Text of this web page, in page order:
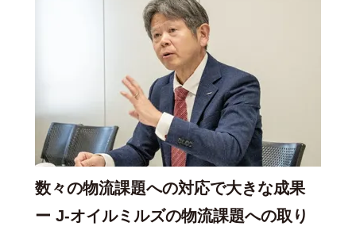
数々の物流課題への対応で大きな成果
ー J-オイルミルズの物流課題への取り